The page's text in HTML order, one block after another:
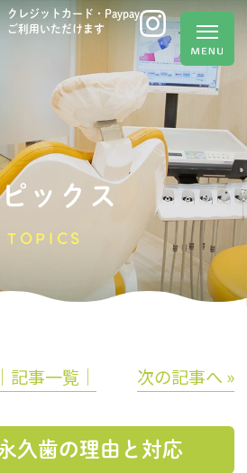
クレジットカード・Paypay
ご利用いただけます
ックス
TOPICS
│記事一覧│ 次の記事へ »
久歯の理由と対応